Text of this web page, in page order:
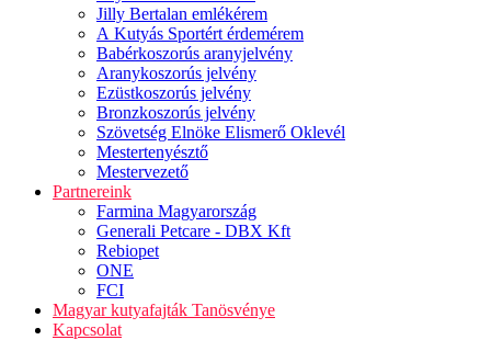
Jilly Bertalan emlékérem
A Kutyás Sportért érdemérem
Babérkoszorús aranyjelvény
Aranykoszorús jelvény
Ezüstkoszorús jelvény
Bronzkoszorús jelvény
Szövetség Elnöke Elismerő Oklevél
Mestertenyésztő
Mestervezető
Partnereink
Farmina Magyarország
Generali Petcare - DBX Kft
Rebiopet
ONE
FCI
Magyar kutyafajták Tanösvénye
Kapcsolat